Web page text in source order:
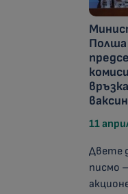
11
Двете
писмо